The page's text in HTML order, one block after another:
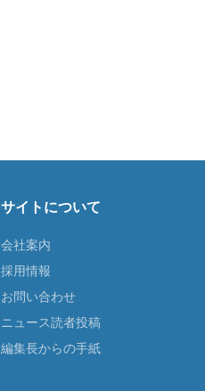
サイトについて
会社案内
採用情報
お問い合わせ
ニュース読者投稿
編集長からの手紙